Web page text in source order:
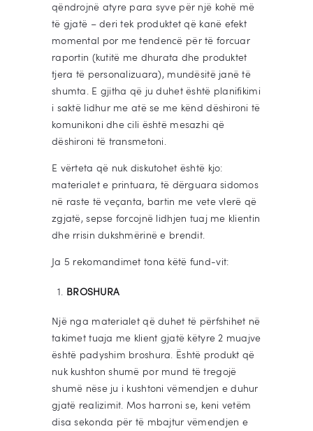
qëndrojnë atyre para syve për një kohë më
të gjatë – deri tek produktet që kanë efekt
momental por me tendencë për të forcuar
raportin (kutitë me dhurata dhe produktet
tjera të personalizuara), mundësitë janë të
shumta. E gjitha që ju duhet është planifikimi
i saktë lidhur me atë se me kënd dëshironi të
komunikoni dhe cili është mesazhi që
dëshironi të transmetoni.
E vërteta që nuk diskutohet është kjo:
materialet e printuara, të dërguara sidomos
në raste të veçanta, bartin me vete vlerë që
zgjatë, sepse forcojnë lidhjen tuaj me klientin
dhe rrisin dukshmërinë e brendit.
Ja 5 rekomandimet tona këtë fund-vit:
BROSHURA
Një nga materialet që duhet të përfshihet në
takimet tuaja me klient gjatë këtyre 2 muajve
është padyshim broshura. Është produkt që
nuk kushton shumë por mund të tregojë
shumë nëse ju i kushtoni vëmendjen e duhur
gjatë realizimit. Mos harroni se, keni vetëm
disa sekonda për të mbajtur vëmendjen e